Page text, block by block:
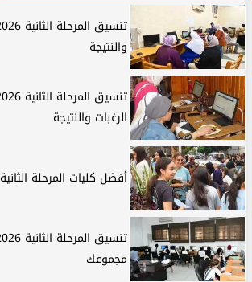
والنتيجة
الرغبات والنتيجة
أفضل كليات المرحلة الثانية 2026 لسوق العمل
مجموعك